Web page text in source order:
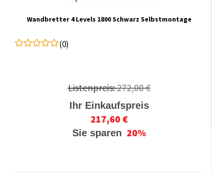
Wandbretter 4 Levels 1800 Schwarz Selbstmontage
(0)
Listenpreis:272,00 €
Ihr Einkaufspreis
217,60 €
Sie sparen 20%